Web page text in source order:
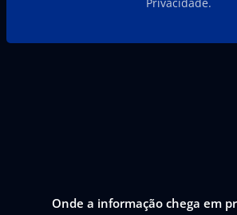
Onde a informação chega em